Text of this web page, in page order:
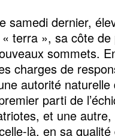
samedi dernier,
terra », sa côte de
sommets.
charges de
autorité naturelle
parti de
et une autre,
là, en sa